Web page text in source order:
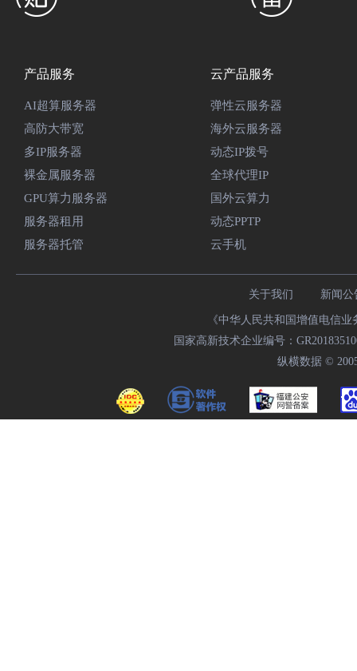
产品服务
AI超算服务器
高防大带宽
多IP服务器
裸金属服务器
GPU算力服务器
服务器租用
服务器托管
云产品服务
弹性云服务器
海外云服务器
动态IP拨号
全球代理IP
国外云算力
动态PPTP
云手机
关于我们 新闻公
《中华人民共和国增值电信
国家高新技术企业编号：
纵横数据 ©